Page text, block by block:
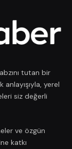
tutan bir
yerel
siz değerli
ve özgün
katkı